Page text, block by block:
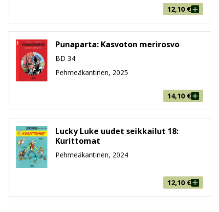
12,10 €
Punaparta: Kasvoton merirosvo
BD 34
Pehmeäkantinen, 2025
14,10 €
Lucky Luke uudet seikkailut 18:
Kurittomat
Pehmeäkantinen, 2024
12,10 €